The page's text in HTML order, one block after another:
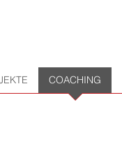
COACHING